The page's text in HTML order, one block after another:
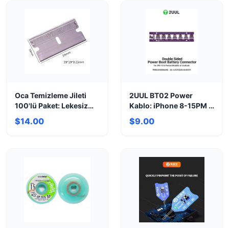
Oca Temizleme Jileti
100'lü Paket: Lekesiz
Yüzeyler!
$14.00
2UUL BT02 Power
Kablo: iPhone 8-15PM &
Android Tamir
Konnektörü
$9.00